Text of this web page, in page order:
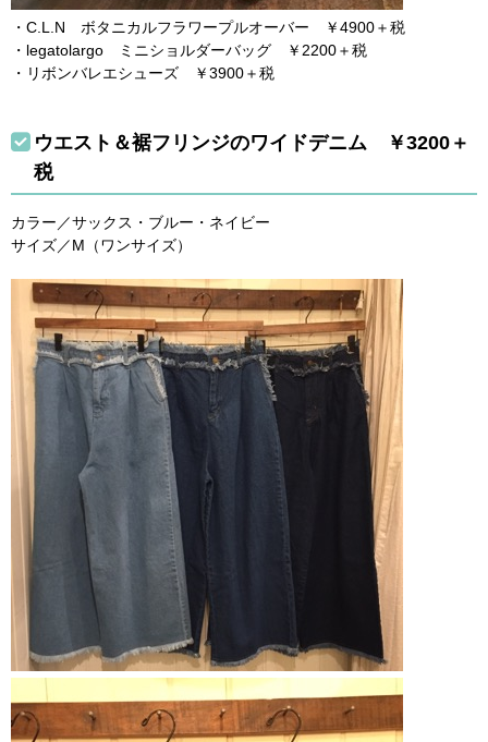
・C.L.N ボタニカルフラワープルオーバー ￥4900＋税
・legatolargo ミニショルダーバッグ ￥2200＋税
・リボンバレエシューズ ￥3900＋税
ウエスト＆裾フリンジのワイドデニム ￥3200＋
税
カラー／サックス・ブルー・ネイビー
サイズ／M（ワンサイズ）